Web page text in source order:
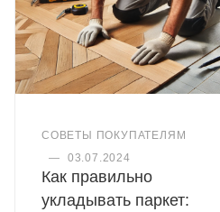
СОВЕТЫ ПОКУПАТЕЛЯМ
—
03.07.2024
Как правильно
укладывать паркет: